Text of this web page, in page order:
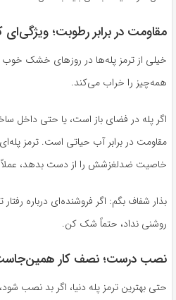
مقاومت در برابر رطوبت؛
خیلی از ترمز پله‌ها در روزهای خشک خوب
همه‌چیز را خراب می‌کند.
اگر پله در فضای باز است، یا حتی
مقاومت در برابر آب حیاتی است. ترمز
خاصیت ضدلغزشش را از دست بدهد،
بذار شفاف بگم: اگر فروشنده‌ای درباره
روشنی نداد، حتماً شک کن.
نصب درست؛ نصف کار
حتی بهترین ترمز پله دنیا، اگر بد نصب